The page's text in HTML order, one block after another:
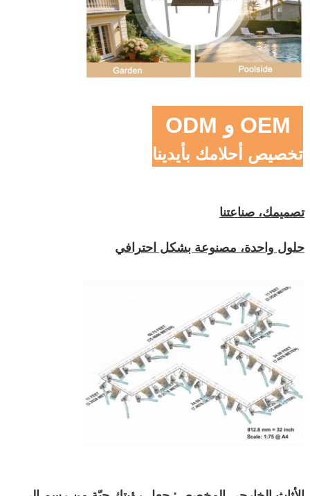
OEM و ODM
تخصيص أحلامك بأيدينا
تصميمك، صناعتنا
حلول واحدة، مصنوعة بشكل احترافي